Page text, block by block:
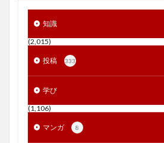
知識
(2,015)
投稿 333
学び
(1,106)
マンガ 8